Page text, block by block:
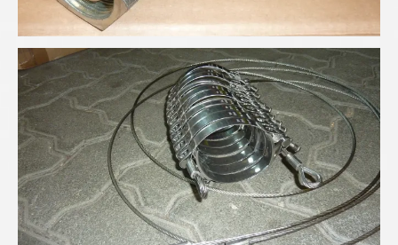
Schlauchfangsicherung